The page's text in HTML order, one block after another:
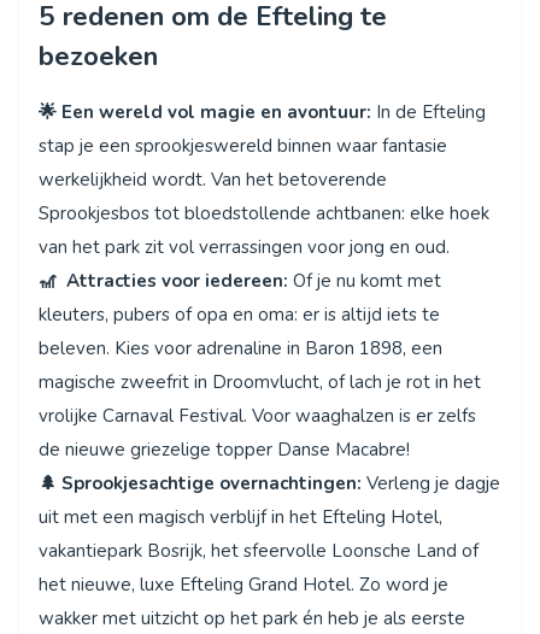
5 redenen om de Efteling te
bezoeken
🌟 Een wereld vol magie en avontuur: In de Efteling
stap je een sprookjeswereld binnen waar fantasie
werkelijkheid wordt. Van het betoverende
Sprookjesbos tot bloedstollende achtbanen: elke hoek
van het park zit vol verrassingen voor jong en oud.
🎢 Attracties voor iedereen: Of je nu komt met
kleuters, pubers of opa en oma: er is altijd iets te
beleven. Kies voor adrenaline in Baron 1898, een
magische zweefrit in Droomvlucht, of lach je rot in het
vrolijke Carnaval Festival. Voor waaghalzen is er zelfs
de nieuwe griezelige topper Danse Macabre!
🌲 Sprookjesachtige overnachtingen: Verleng je dagje
uit met een magisch verblijf in het Efteling Hotel,
vakantiepark Bosrijk, het sfeervolle Loonsche Land of
het nieuwe, luxe Efteling Grand Hotel. Zo word je
wakker met uitzicht op het park én heb je als eerste